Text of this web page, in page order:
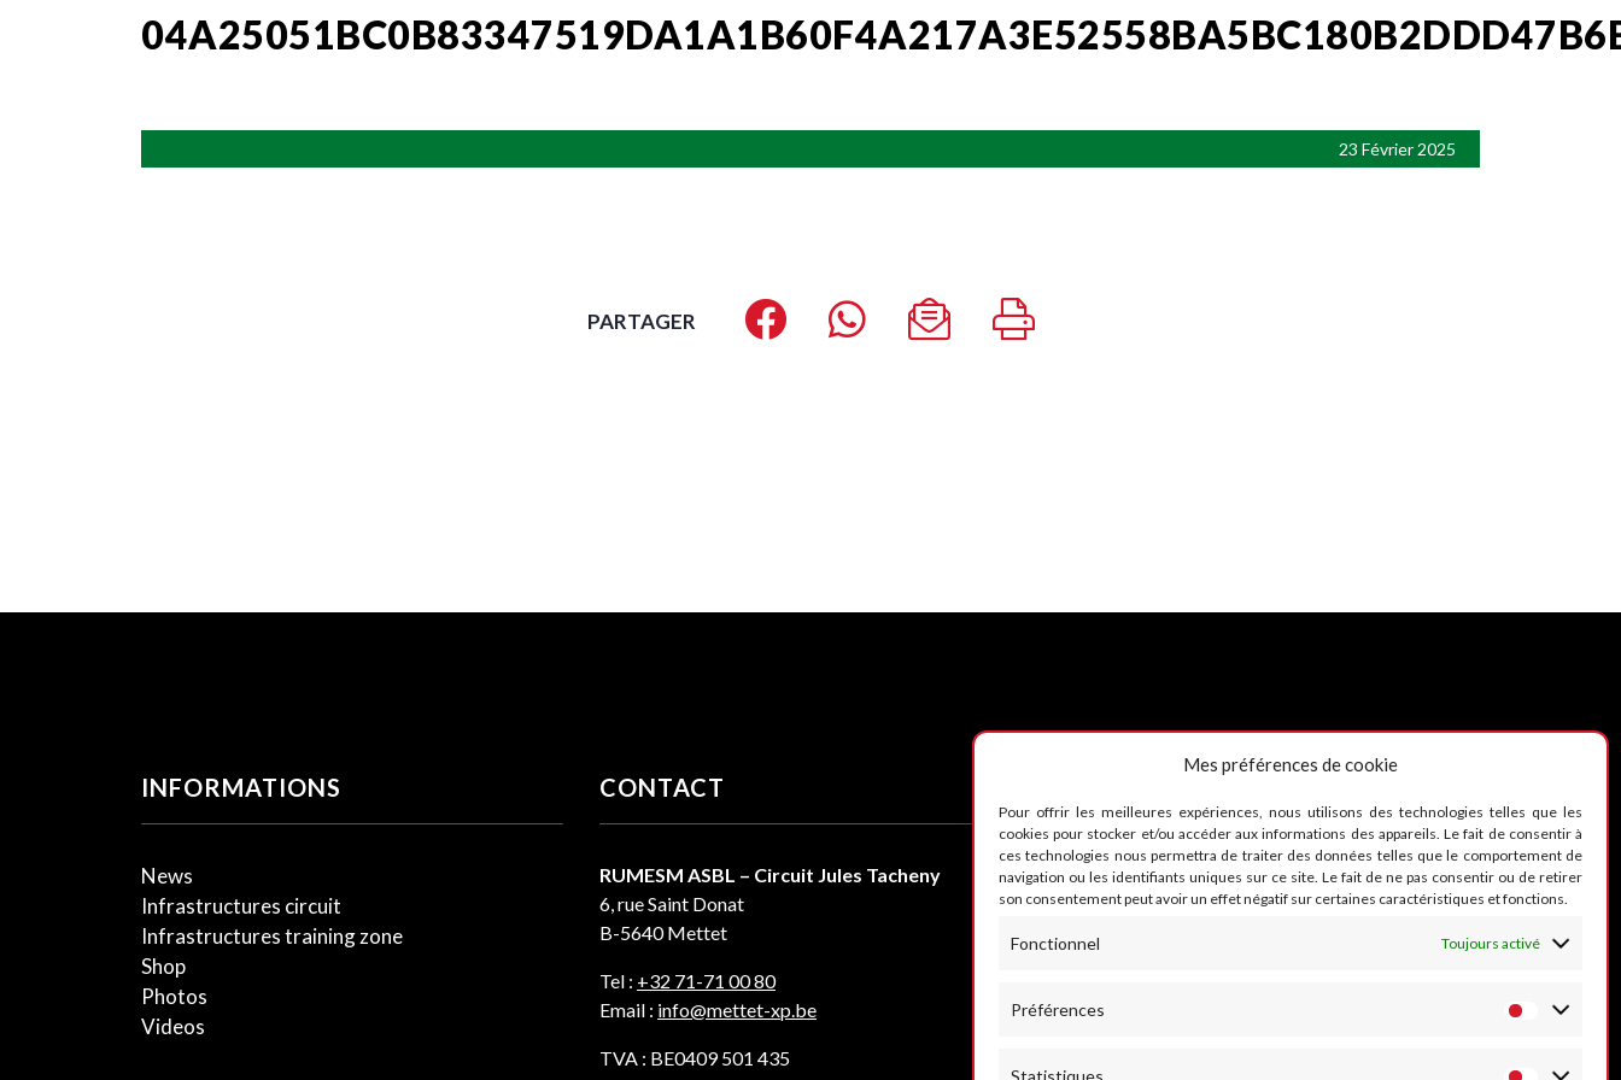
Mes préférences de cookie
Pour offrir les meilleures expériences, nous utilisons des technologies telles que les
cookies pour stocker et/ou accéder aux informations des appareils. Le fait de consentir à
ces technologies nous permettra de traiter des données telles que le comportement de
navigation ou les identifiants uniques sur ce site. Le fait de ne pas consentir ou de retirer
son consentement peut avoir un effet négatif sur certaines caractéristiques et fonctions.
Fonctionnel Toujours activé
Préférences
Statistiques
23 Février 2025
PARTAGER
INFORMATIONS
News
Infrastructures circuit
Infrastructures training zone
Shop
Photos
Videos
CONTACT
RUMESM ASBL – Circuit Jules Tacheny
6, rue Saint Donat
B-5640 Mettet
Tel : +32 71-71 00 80
Email : info@mettet-xp.be
TVA : BE0409 501 435